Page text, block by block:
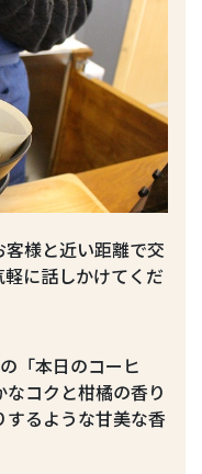
様と近い距離で交
に話しかけてくだ
「本日のコーヒ
コクと柑橘の香り
るような甘美な香